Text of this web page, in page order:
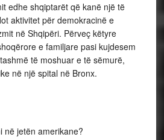
edhe shqiptarët që kanë një të
aktivitet për demokracinë e
në Shqipëri. Përveç këtyre
e familjare pasi kujdesem
të moshuar e të sëmurë,
në një spital në Bronx.
në jetën amerikane?